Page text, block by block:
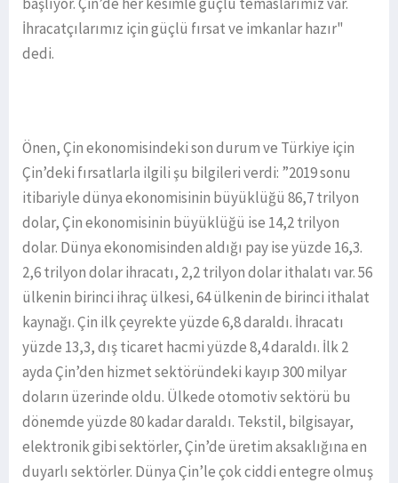
İhracatçılarımız için güçlü fırsat ve imkanlar hazır"
dedi.
Önen, Çin ekonomisindeki son durum ve Türkiye için
Çin’deki fırsatlarla ilgili şu bilgileri verdi: ”2019 sonu
itibariyle dünya ekonomisinin büyüklüğü 86,7 trilyon
dolar, Çin ekonomisinin büyüklüğü ise 14,2 trilyon
dolar. Dünya ekonomisinden aldığı pay ise yüzde 16,3.
2,6 trilyon dolar ihracatı, 2,2 trilyon dolar ithalatı var. 56
ülkenin birinci ihraç ülkesi, 64 ülkenin de birinci ithalat
kaynağı. Çin ilk çeyrekte yüzde 6,8 daraldı. İhracatı
yüzde 13,3, dış ticaret hacmi yüzde 8,4 daraldı. İlk 2
ayda Çin’den hizmet sektöründeki kayıp 300 milyar
doların üzerinde oldu. Ülkede otomotiv sektörü bu
dönemde yüzde 80 kadar daraldı. Tekstil, bilgisayar,
elektronik gibi sektörler, Çin’de üretim aksaklığına en
duyarlı sektörler. Dünya Çin’le çok ciddi entegre olmuş